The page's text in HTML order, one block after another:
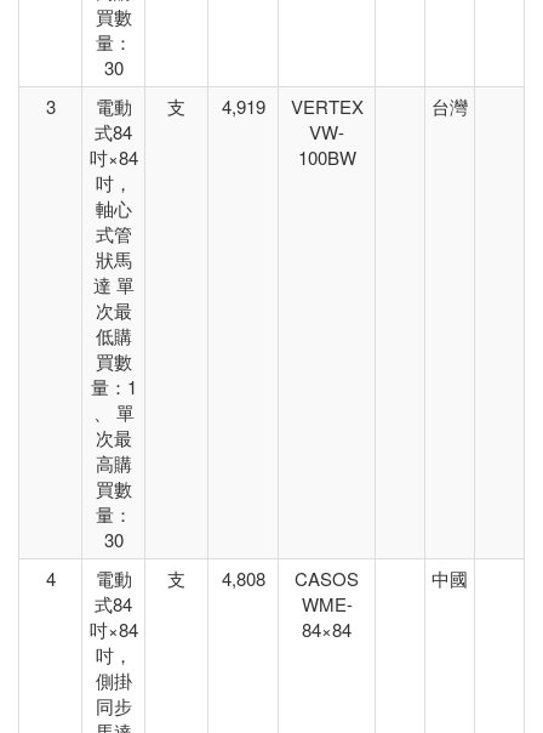
買數
量：
30
3
電動
式84
吋×84
吋，
軸心
式管
狀馬
達 單
次最
低購
買數
量：1
、 單
次最
高購
買數
量：
30
支 4,919
VERTEX
VW-
100BW
台灣
4
電動
式84
吋×84
吋，
側掛
同步
支 4,808
CASOS
WME-
84×84
中國